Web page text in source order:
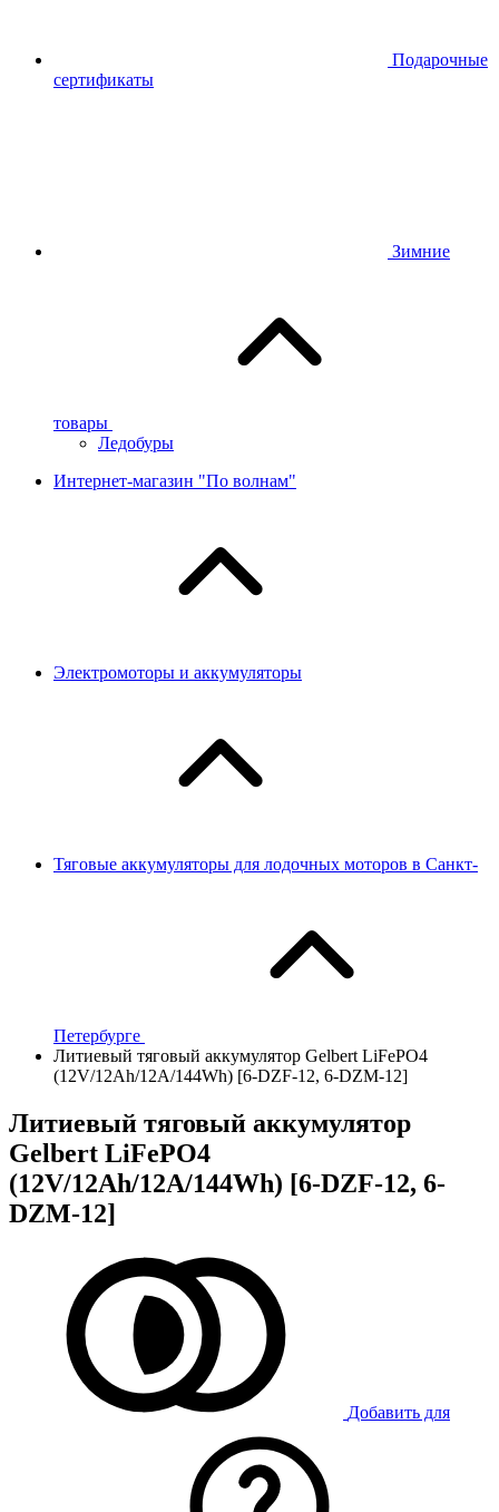
Подарочные
сертификаты
Зимние
товары
Ледобуры
Интернет-магазин "По волнам"
Электромоторы и аккумуляторы
Тяговые аккумуляторы для лодочных моторов в Санкт-
Петербурге
Литиевый тяговый аккумулятор Gelbert LiFePO4
(12V/12Ah/12A/144Wh) [6-DZF-12, 6-DZM-12]
Литиевый тяговый аккумулятор
Gelbert LiFePO4
(12V/12Ah/12A/144Wh) [6-DZF-12, 6-
DZM-12]
Добавить для